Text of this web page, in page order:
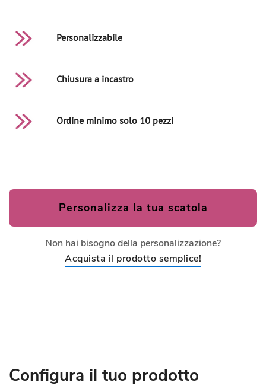
Personalizzabile
Chiusura a incastro
Ordine minimo solo 10 pezzi
Personalizza la tua scatola
Non hai bisogno della personalizzazione?
Acquista il prodotto semplice!
Configura il tuo prodotto